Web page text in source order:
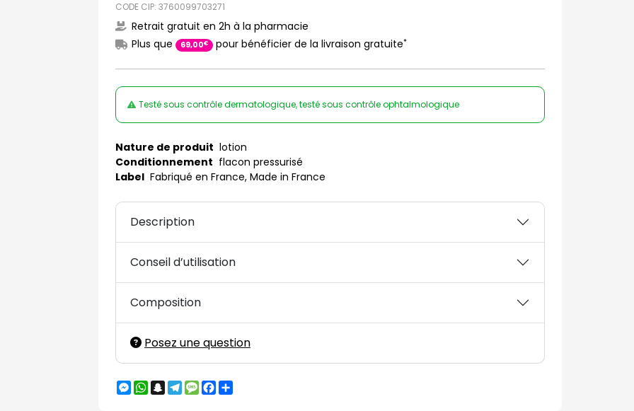
CODE CIP: 3760099703271
Retrait gratuit en 2h à la pharmacie
Plus que
69,00€ pour bénéficier de la livraison gratuite*
Testé sous contrôle dermatologique, testé sous contrôle ophtalmologique
Nature de produit lotion
Conditionnement flacon pressurisé
Label Fabriqué en France, Made in France
Description
Conseil d’utilisation
Composition
Posez une question
Messenger
WhatsApp
Snapchat
Telegram
MessageFacebook